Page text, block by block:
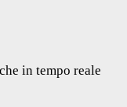
in tempo reale